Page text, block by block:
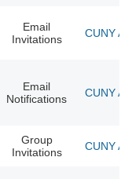
Email
Invitations
CUNY
Email
Notifications
CUNY
Group
Invitations
CUNY